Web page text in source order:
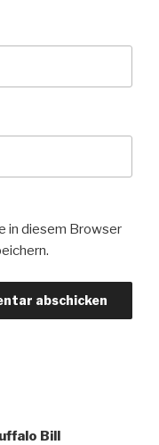
in diesem Browser
Bill